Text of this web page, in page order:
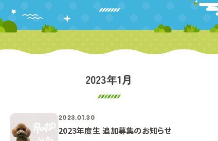
2023年1月
2023.01.30
2023年度生 追加募集のお知らせ